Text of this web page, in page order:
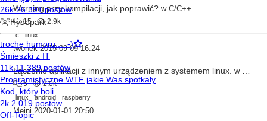
Warning przy kompilacji, jak poprawić? w C/C++
15
2.9k
c
linux
twonek 2015-09-09 16:24
Łączenie aplikacji z innym urządzeniem z systemem linux. w
5
2.0k
linux
android raspberry
Meini 2020-01-01 20:50